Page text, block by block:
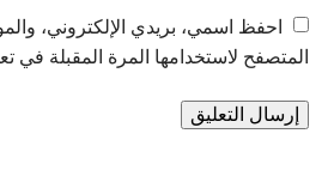
احفظ اسمي، بريدي الإلكتروني،
المتصفح لاستخدامها المرة المقبلة في